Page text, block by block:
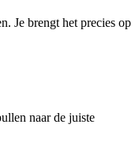
Je brengt het precies op
naar de juiste